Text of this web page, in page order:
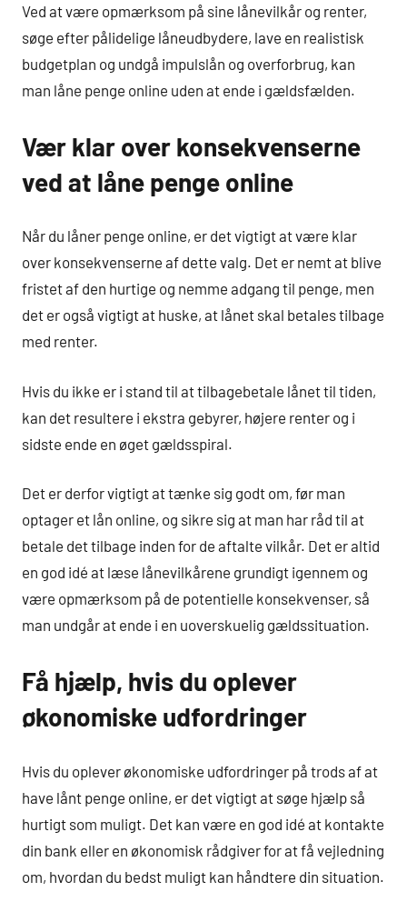
Ved at være opmærksom på sine lånevilkår og renter,
søge efter pålidelige låneudbydere, lave en realistisk
budgetplan og undgå impulslån og overforbrug, kan
man låne penge online uden at ende i gældsfælden.
Vær klar over konsekvenserne
ved at låne penge online
Når du låner penge online, er det vigtigt at være klar
over konsekvenserne af dette valg. Det er nemt at blive
fristet af den hurtige og nemme adgang til penge, men
det er også vigtigt at huske, at lånet skal betales tilbage
med renter.
Hvis du ikke er i stand til at tilbagebetale lånet til tiden,
kan det resultere i ekstra gebyrer, højere renter og i
sidste ende en øget gældsspiral.
Det er derfor vigtigt at tænke sig godt om, før man
optager et lån online, og sikre sig at man har råd til at
betale det tilbage inden for de aftalte vilkår. Det er altid
en god idé at læse lånevilkårene grundigt igennem og
være opmærksom på de potentielle konsekvenser, så
man undgår at ende i en uoverskuelig gældssituation.
Få hjælp, hvis du oplever
økonomiske udfordringer
Hvis du oplever økonomiske udfordringer på trods af at
have lånt penge online, er det vigtigt at søge hjælp så
hurtigt som muligt. Det kan være en god idé at kontakte
din bank eller en økonomisk rådgiver for at få vejledning
om, hvordan du bedst muligt kan håndtere din situation.